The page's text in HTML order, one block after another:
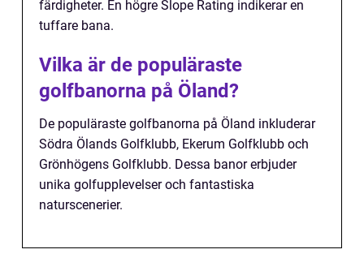
färdigheter. En högre Slope Rating indikerar en
tuffare bana.
Vilka är de populäraste
golfbanorna på Öland?
De populäraste golfbanorna på Öland inkluderar
Södra Ölands Golfklubb, Ekerum Golfklubb och
Grönhögens Golfklubb. Dessa banor erbjuder
unika golfupplevelser och fantastiska
naturscenerier.